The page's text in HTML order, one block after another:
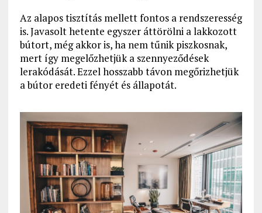
Az alapos tisztítás mellett fontos a rendszeresség
is. Javasolt hetente egyszer áttörölni a lakkozott
bútort, még akkor is, ha nem tűnik piszkosnak,
mert így megelőzhetjük a szennyeződések
lerakódását. Ezzel hosszabb távon megőrizhetjük
a bútor eredeti fényét és állapotát.